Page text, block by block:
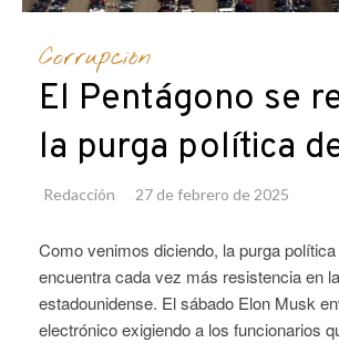
Corrupción
El Pentágono se
la purga política
Redacción 27 de febrero de 2025
Como venimos diciendo, la purga
encuentra cada vez más resistencia en
estadounidense. El sábado Elon Musk
electrónico exigiendo a los funcionarios